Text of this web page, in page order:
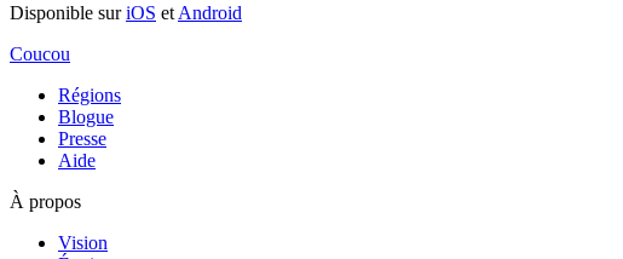
Disponible suriOS et Android
Coucou
Régions
Blogue
Presse
Aide
À propos
Vision